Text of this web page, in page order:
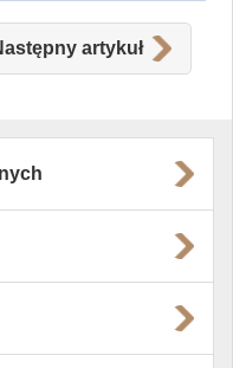
artykuł